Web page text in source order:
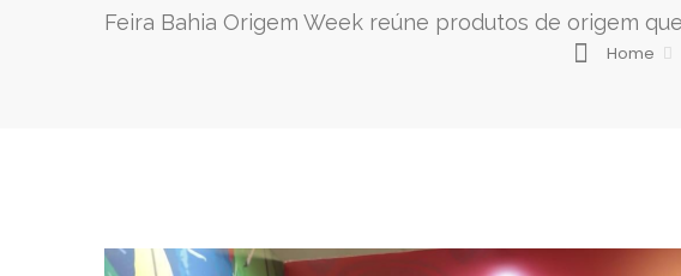
Feira Bahia Origem Week reúne produtos de origem
Home